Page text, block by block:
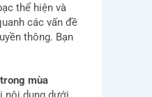
thể hiện và
các vấn đề
thông. Bạn
mùa